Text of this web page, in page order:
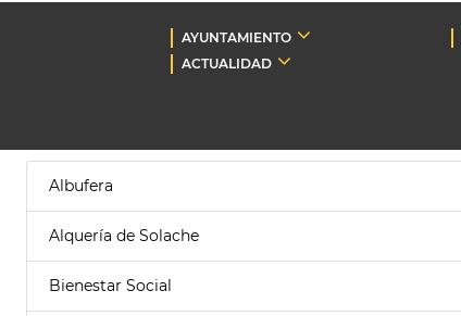
AYUNTAMIENTO
ACTUALIDAD
Albufera
Alquería de Solache
Bienestar Social